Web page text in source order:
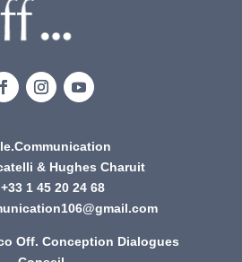
& Hughes Charuit
33 1 45 20 24 68
Off. Conception Dialogues